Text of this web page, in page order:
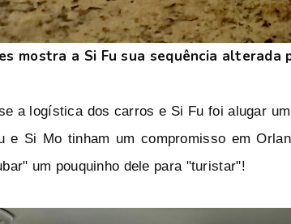
mostra a Si Fu sua sequência alterada
a logística dos carros e Si Fu foi alugar
e Si Mo tinham um compromisso em
um pouquinho dele para "turistar"!